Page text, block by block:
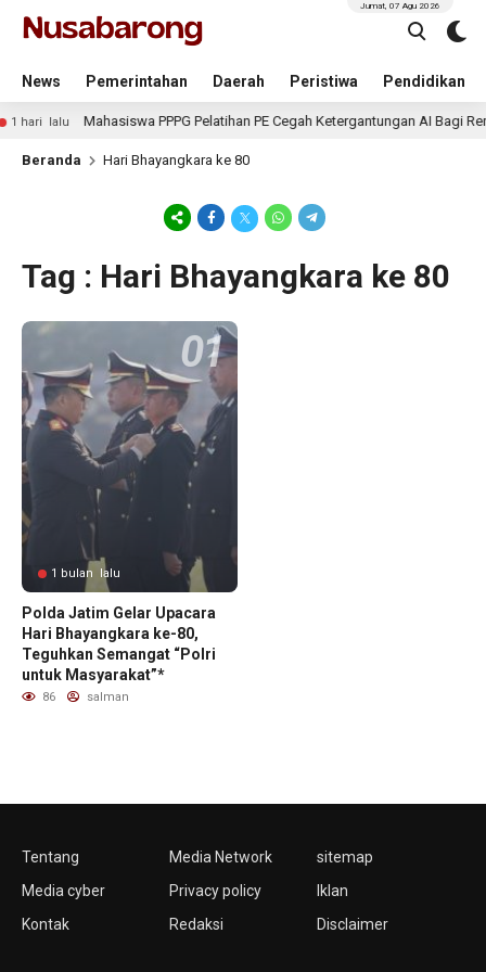
News Pemerintahan Daerah Peristiwa Pendidikan
Jumat, 07 Agu 2026
1 hari lalu Mahasiswa PPPG Pelatihan PE Cegah Ketergantungan AI Bagi
Beranda Hari Bhayangkara ke 80
Tag : Hari Bhayangkara ke 80
1 bulan lalu
Polda Jatim Gelar Upacara
Hari Bhayangkara ke-80,
Teguhkan Semangat “Polri
untuk Masyarakat”*
86 salman
Tentang
Media cyber
Kontak
Media Network
Privacy policy
Redaksi
sitemap
Iklan
Disclaimer